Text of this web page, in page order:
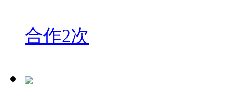
合作2次